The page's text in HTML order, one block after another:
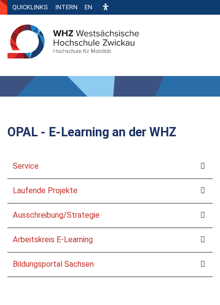
QUICKLINKS INTERN EN
OPAL - E-Learning an der WHZ
Service
Laufende Projekte
Ausschreibung/Strategie
Arbeitskreis E-Learning
Bildungsportal Sachsen